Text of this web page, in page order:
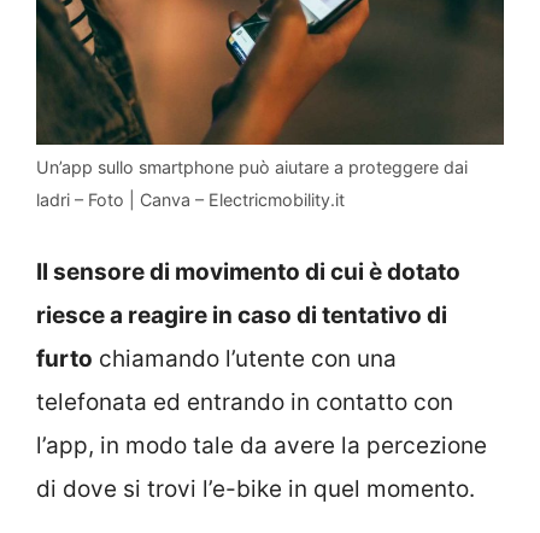
Un’app sullo smartphone può aiutare a proteggere dai
ladri – Foto | Canva – Electricmobility.it
Il sensore di movimento di cui è dotato
riesce a reagire in caso di tentativo di
furto chiamando l’utente con una
telefonata ed entrando in contatto con
l’app, in modo tale da avere la percezione
di dove si trovi l’e-bike in quel momento.